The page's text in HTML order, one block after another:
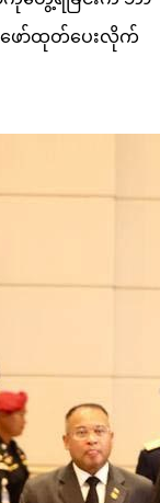
ော်ထုတ်ပေးလိုက်